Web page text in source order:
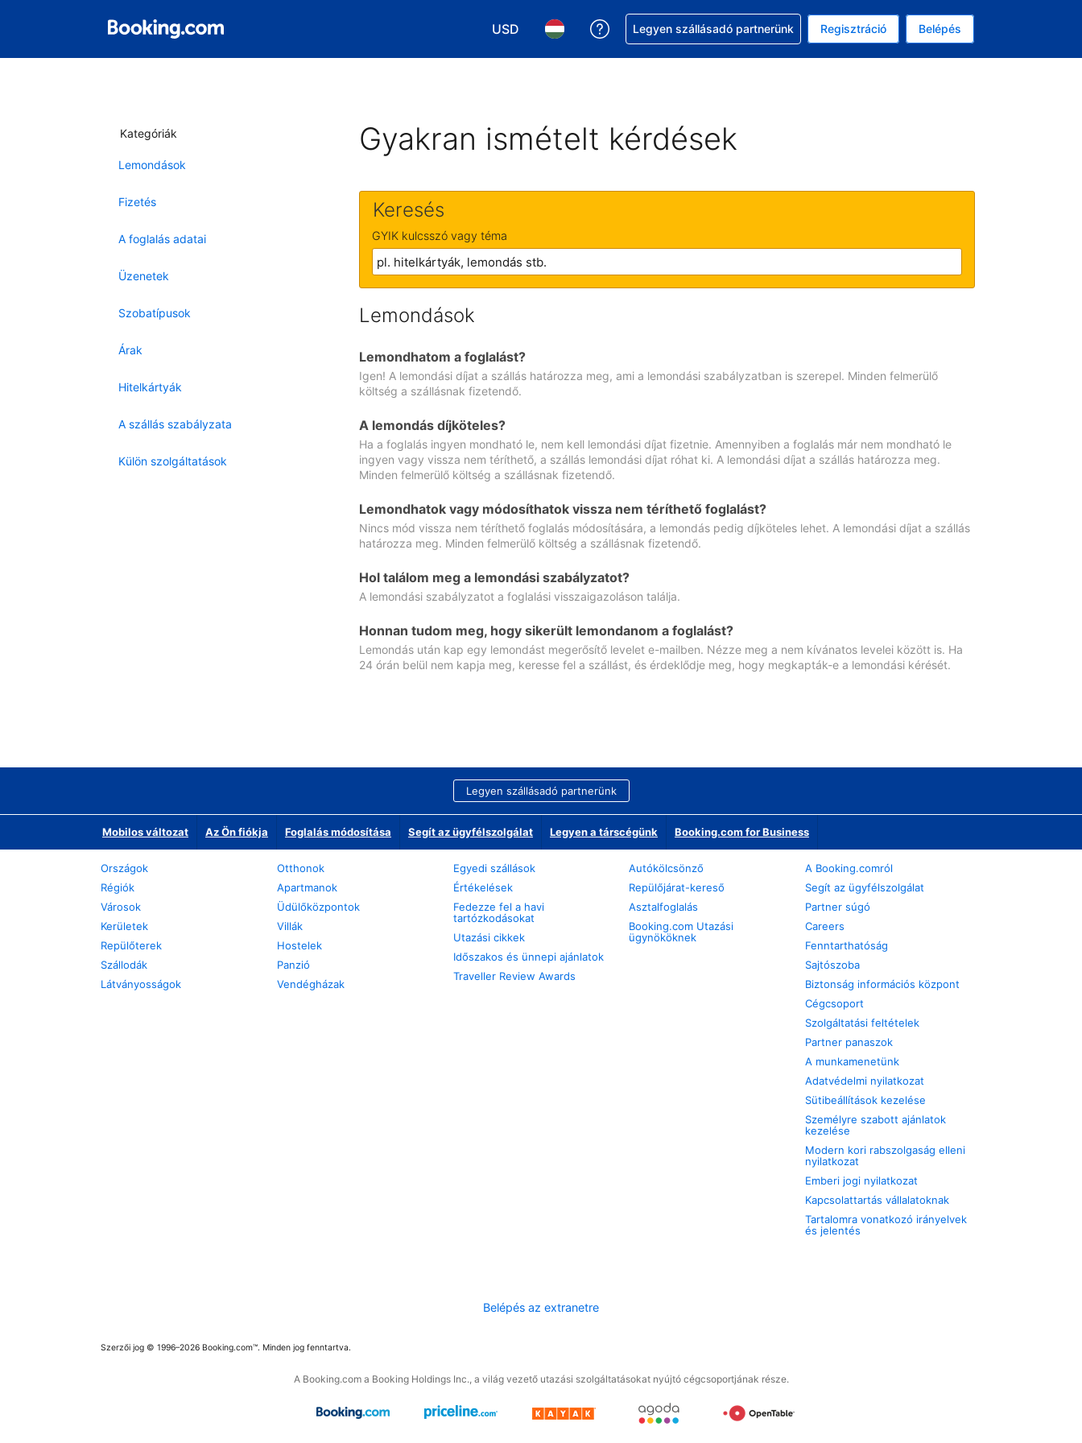
USD
Válasszon pénznemet. Jelenlegi kiválasztott pénznem: amerikai dollár
Válasszon nyelvet. Jelenleg kiválasztott nyelv: Magyar
Segítség a foglalással
Legyen szállásadó partnerünk Regisztráció Belépés
Kategóriák
Lemondások
Fizetés
A foglalás adatai
Üzenetek
Szobatípusok
Árak
Hitelkártyák
A szállás szabályzata
Külön szolgáltatások
Gyakran ismételt kérdések
Keresés
GYIK kulcsszó vagy téma
Lemondások
Lemondhatom a foglalást?
Igen! A lemondási díjat a szállás határozza meg, ami a lemondási szabályzatban is szerepel. Minden felmerülő
költség a szállásnak fizetendő.
A lemondás díjköteles?
Ha a foglalás ingyen mondható le, nem kell lemondási díjat fizetnie. Amennyiben a foglalás már nem mondható le
ingyen vagy vissza nem téríthető, a szállás lemondási díjat róhat ki. A lemondási díjat a szállás határozza meg.
Minden felmerülő költség a szállásnak fizetendő.
Lemondhatok vagy módosíthatok vissza nem téríthető foglalást?
Nincs mód vissza nem téríthető foglalás módosítására, a lemondás pedig díjköteles lehet. A lemondási díjat a szállás
határozza meg. Minden felmerülő költség a szállásnak fizetendő.
Hol találom meg a lemondási szabályzatot?
A lemondási szabályzatot a foglalási visszaigazoláson találja.
Honnan tudom meg, hogy sikerült lemondanom a foglalást?
Lemondás után kap egy lemondást megerősítő levelet e-mailben. Nézze meg a nem kívánatos levelei között is. Ha
24 órán belül nem kapja meg, keresse fel a szállást, és érdeklődje meg, hogy megkapták-e a lemondási kérését.
Legyen szállásadó partnerünk
Mobilos változat Az Ön fiókja Foglalás módosítása Segít az ügyfélszolgálat Legyen a társcégünk Booking.com for Business
Országok
Régiók
Városok
Kerületek
Repülőterek
Szállodák
Látványosságok
Otthonok
Apartmanok
Üdülőközpontok
Villák
Hostelek
Panzió
Vendégházak
Egyedi szállások
Értékelések
Fedezze fel a havi
tartózkodásokat
Utazási cikkek
Időszakos és ünnepi ajánlatok
Traveller Review Awards
Autókölcsönző
Repülőjárat-kereső
Asztalfoglalás
Booking.com Utazási
ügynököknek
A Booking.comról
Segít az ügyfélszolgálat
Partner súgó
Careers
Fenntarthatóság
Sajtószoba
Biztonság információs központ
Cégcsoport
Szolgáltatási feltételek
Partner panaszok
A munkamenetünk
Adatvédelmi nyilatkozat
Sütibeállítások kezelése
Személyre szabott ajánlatok
kezelése
Modern kori rabszolgaság elleni
nyilatkozat
Emberi jogi nyilatkozat
Kapcsolattartás vállalatoknak
Tartalomra vonatkozó irányelvek
és jelentés
Belépés az extranetre
Szerzői jog © 1996–2026 Booking.com™. Minden jog fenntartva.
A Booking.com a Booking Holdings Inc., a világ vezető utazási szolgáltatásokat nyújtó cégcsoportjának része.